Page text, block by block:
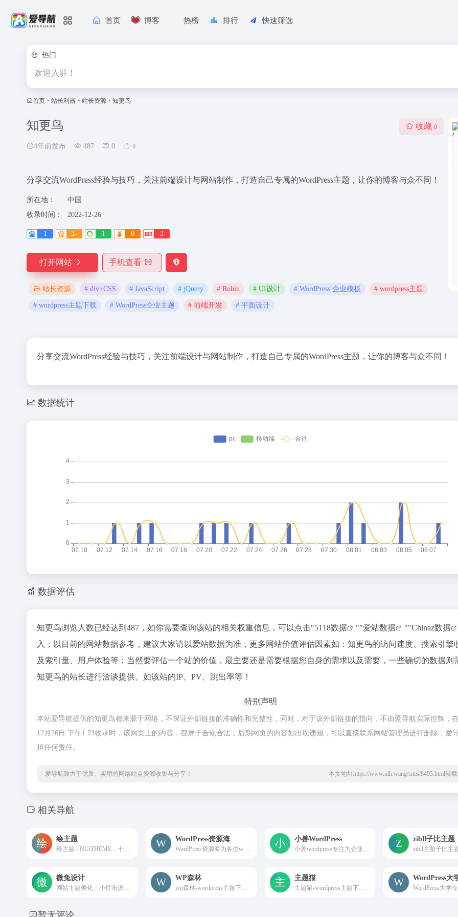
首页 博客 热榜 排行 快速筛选
热门
欢迎入驻！
首页 • 站长利器 • 站长资源 • 知更鸟
知更鸟
4年前发布 487 0 0
收藏 0
分享交流WordPress经验与技巧，关注前端设计与网站制作，打造自己专属的WordPress主题，让你的博客与众不同！
所在地：
中国
收录时间：
2022-12-26
1 3- 1 0 2
打开网站 手机查看
站长资源 # div+CSS # JavaScript # jQuery # Robin # UI设计 # WordPress 企业模板 # wordpress主题
# wordpress主题下载 # WordPress企业主题 # 前端开发 # 平面设计
分享交流WordPress经验与技巧，关注前端设计与网站制作，打造自己专属的WordPress主题，让你的博客与众不同！
数据统计
数据评估
知更鸟浏览人数已经达到487，如你需要查询该站的相关权重信息，可以点击"5118数据 ""爱站数据 ""Chinaz数据
入；以目前的网站数据参考，建议大家请以爱站数据为准，更多网站价值评估因素如：知更鸟的访问速度、搜索引擎
及索引量、用户体验等；当然要评估一个站的价值，最主要还是需要根据您自身的需求以及需要，一些确切的数据则
知更鸟的站长进行洽谈提供。如该站的IP、PV、跳出率等！
特别声明
本站爱导航提供的知更鸟都来源于网络，不保证外部链接的准确性和完整性，同时，对于该外部链接的指向，不由爱导航实际控制，
12月26日 下午1:23收录时，该网页上的内容，都属于合规合法，后期网页的内容如出现违规，可以直接联系网站管理员进行删除，爱
担任何责任。
爱导航致力于优质、实用的网络站点资源收集与分享！ 本文地址https://www.idh.wang/sites/8495.html转
相关导航
绘主题 WordPress资源海
WordPress资源海为各位wordpress爱好者提供优质的主题/插件/教程/新闻等等各种wp周边资源、资讯、教程，各种精品wordpress资源下载尽在WP资源海。
小兽WordPress zibll子比主题
微兔设计 WP森林
wp森林-wordpress主题下载站-致力于为广大网友提供最新最全的wordpress主题-wordpress博客主题-wordpress企业主题-为企业及草根站长提供助力！
主题猫
主题猫-wordpress主题下载站-致力于为广大网友提供最新最全的wordpress主题-wordpress博客主题-wordpress企业主题等，为企业及草根站长提供助力！
WordPress大
暂无评论